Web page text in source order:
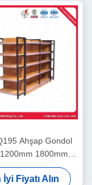
Ahşap Gondol
1800mm 5
Depolama Rafı
İyi Fiyatı Alın